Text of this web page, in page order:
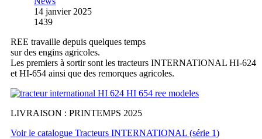
14 janvier 2025
1439
REE travaille depuis quelques temps
sur des engins agricoles.
Les premiers à sortir sont les tracteurs INTERNATIONAL HI-624
et HI-654 ainsi que des remorques agricoles.
LIVRAISON : PRINTEMPS 2025
Voir le catalogue Tracteurs INTERNATIONAL (série 1)